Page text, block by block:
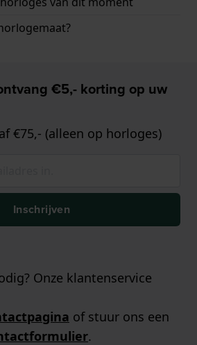
€5,- korting op uw
€75,- (alleen op horloges)
Inschrijven
Onze klantenservice
of stuur ons een
.